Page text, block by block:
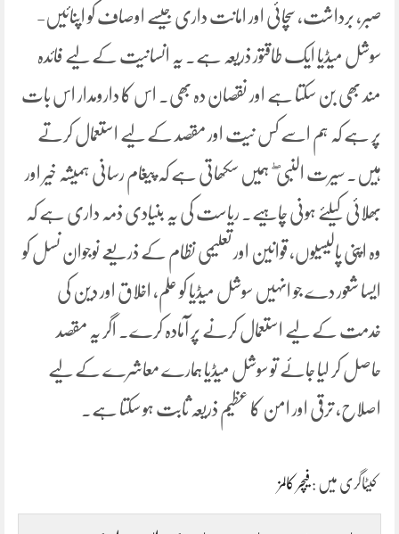
صبر، برداشت، سچائی اور امانت داری جیسے اوصاف کو اپنائیں-
سوشل میڈیا ایک طاقتور ذریعہ ہے۔ یہ انسانیت کے لیے فائدہ
مند بھی بن سکتا ہے اور نقصان دہ بھی۔ اس کا دارومدار اس بات
پر ہے کہ ہم اسے کس نیت اور مقصد کے لیے استعمال کرتے
ہیں۔ سیرت النبی ۖ ہمیں سکھاتی ہے کہ پیغام رسانی ہمیشہ خیر اور
بھلائی کیلئے ہونی چاہیے۔ ریاست کی یہ بنیادی ذمہ داری ہے کہ
وہ اپنی پالیسیوں، قوانین اور تعلیمی نظام کے ذریعے نوجوان نسل کو
ایسا شعور دے جو انہیں سوشل میڈیا کو علم، اخلاق اور دین کی
خدمت کے لیے استعمال کرنے پر آمادہ کرے۔ اگر یہ مقصد
حاصل کر لیا جائے تو سوشل میڈیا ہمارے معاشرے کے لیے
اصلاح، ترقی اور امن کا عظیم ذریعہ ثابت ہو سکتا ہے۔
کیٹاگری میں :فیچر کالمز